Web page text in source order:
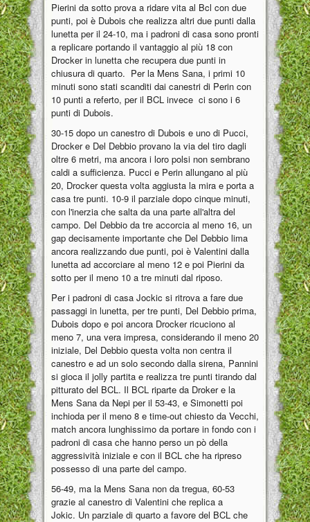
Pierini da sotto prova a ridare vita al Bcl con due
punti, poi è Dubois che realizza altri due punti dalla
lunetta per il 24-10, ma i padroni di casa sono pronti
a replicare portando il vantaggio al più 18 con
Drocker in lunetta che recupera due punti in
chiusura di quarto. Per la Mens Sana, i primi 10
minuti sono stati scanditi dai canestri di Perin con
10 punti a referto, per il BCL invece ci sono i 6
punti di Dubois.
30-15 dopo un canestro di Dubois e uno di Pucci,
Drocker e Del Debbio provano la via del tiro dagli
oltre 6 metri, ma ancora i loro polsi non sembrano
caldi a sufficienza. Pucci e Perin allungano al più
20, Drocker questa volta aggiusta la mira e porta a
casa tre punti. 10-9 il parziale dopo cinque minuti,
con l'inerzia che salta da una parte all'altra del
campo. Del Debbio da tre accorcia al meno 16, un
gap decisamente importante che Del Debbio lima
ancora realizzando due punti, poi è Valentini dalla
lunetta ad accorciare al meno 12 e poi Pierini da
sotto per il meno 10 a tre minuti dal riposo.
Per i padroni di casa Jockic si ritrova a fare due
passaggi in lunetta, per tre punti, Del Debbio prima,
Dubois dopo e poi ancora Drocker ricuciono al
meno 7, una vera impresa, considerando il meno 20
iniziale, Del Debbio questa volta non centra il
canestro e ad un solo secondo dalla sirena, Pannini
si gioca il jolly partita e realizza tre punti tirando dal
pitturato del BCL. Il BCL riparte da Droker e la
Mens Sana da Nepi per il 53-43, e Simonetti poi
inchioda per il meno 8 e time-out chiesto da Vecchi,
match ancora lunghissimo da portare in fondo con i
padroni di casa che hanno perso un pò della
aggressività iniziale e con il BCL che ha ripreso
possesso di una parte del campo.
56-49, ma la Mens Sana non da tregua, 60-53
grazie al canestro di Valentini che replica a
Jokic. Un parziale di quarto a favore del BCL che